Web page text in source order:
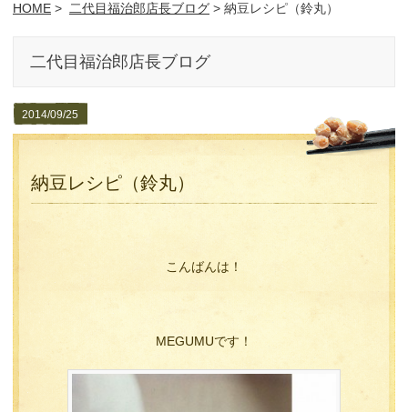
HOME > 二代目福治郎店長ブログ > 納豆レシピ（鈴丸）
二代目福治郎店長ブログ
2014/09/25
納豆レシピ（鈴丸）
こんばんは！
MEGUMUです！